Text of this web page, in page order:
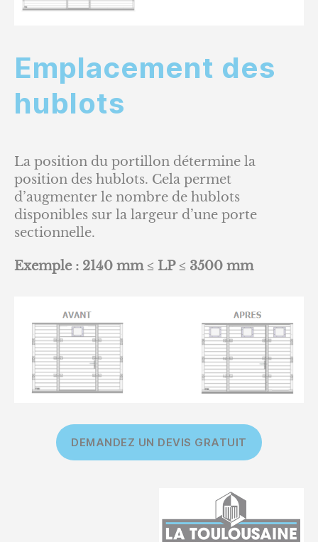
Emplacement des
hublots
La position du portillon détermine la
position des hublots. Cela permet
d’augmenter le nombre de hublots
disponibles sur la largeur d’une porte
sectionnelle.
Exemple : 2140 mm ≤ LP ≤ 3500 mm
DEMANDEZ UN DEVIS GRATUIT